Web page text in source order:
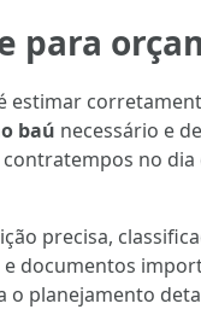
para
baú necessário e
no
precisa,
o planejamento